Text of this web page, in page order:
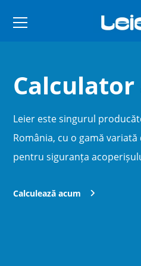
Leier este singurul
România, cu o gamă
pentru siguranța
Calculează acum